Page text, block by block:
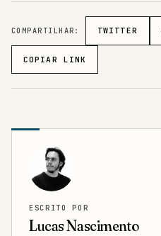
COMPARTILHAR: TWITTER
COPIAR LINK
ESCRITO POR
Lucas Nascimento